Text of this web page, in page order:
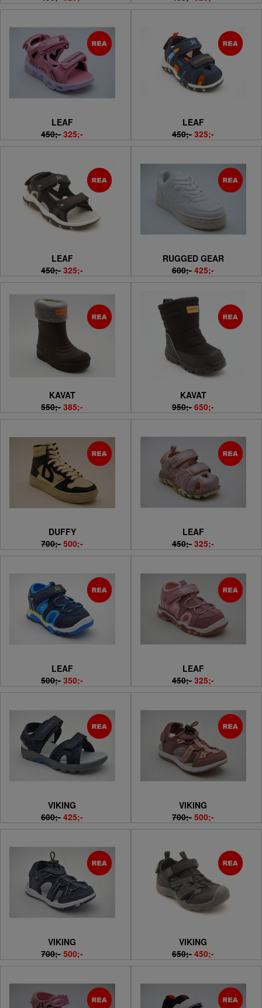
LEAF
450;- 325;-
LEAF
450;- 325;-
LEAF
450;- 325;-
RUGGED GEAR
600;- 425;-
KAVAT
550;- 385;-
KAVAT
950;- 650;-
DUFFY
700;- 500;-
LEAF
450;- 325;-
LEAF
500;- 350;-
LEAF
450;- 325;-
VIKING
600;- 425;-
VIKING
700;- 500;-
VIKING
700;- 500;-
VIKING
650;- 450;-